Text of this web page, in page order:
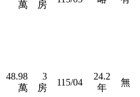
萬
房
48.98
萬
3
房
115/04
24.2
年
無